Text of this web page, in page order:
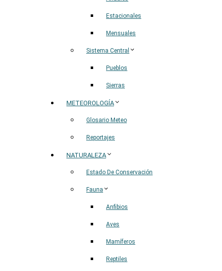
Estacionales
Mensuales
Sistema Central
Pueblos
Sierras
METEOROLOGÍA
Glosario Meteo
Reportajes
NATURALEZA
Estado De Conservación
Fauna
Anfibios
Aves
Mamíferos
Reptiles